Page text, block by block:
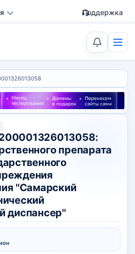
Поддержка
препарата
''Самарский
диспансер''